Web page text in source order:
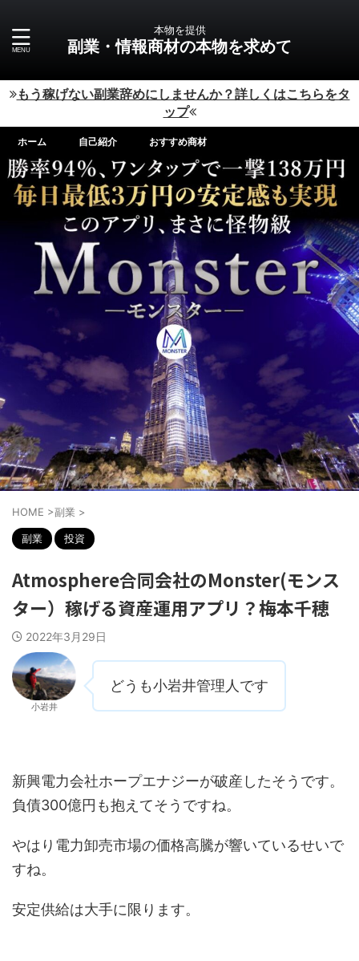
本物を提供
副業・情報商材の本物を求めて
もう稼げない副業辞めにしませんか？詳しくはこちらをタ
ップ
ホーム 自己紹介 おすすめ商材
HOME >副業 >
副業 投資
Atmosphere合同会社のMonster(モンス
ター）稼げる資産運用アプリ？梅本千穂
2022年3月29日
小岩井
どうも小岩井管理人です
新興電力会社ホープエナジーが破産したそうです。
負債300億円も抱えてそうですね。
やはり電力卸売市場の価格高騰が響いているせいで
すね。
安定供給は大手に限ります。